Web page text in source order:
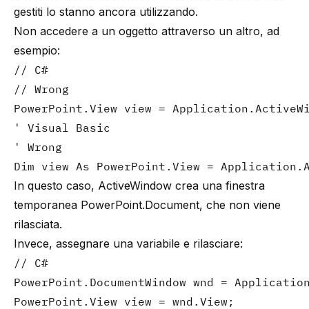
gestiti lo stanno ancora utilizzando.
Non accedere a un oggetto attraverso un altro, ad
esempio:
// C#
// Wrong
PowerPoint.View view =
' Visual Basic
' Wrong
Dim view As PowerPoint.View =
In questo caso, ActiveWindow crea una finestra
temporanea PowerPoint.Document, che non viene
rilasciata.
Invece, assegnare una variabile e rilasciare:
// C#
PowerPoint.DocumentWindow wnd =
PowerPoint.View view = wnd.View;